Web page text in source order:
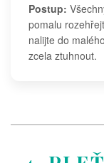
Postup:
pomalu
nalijte do
zcela ztuhnout.